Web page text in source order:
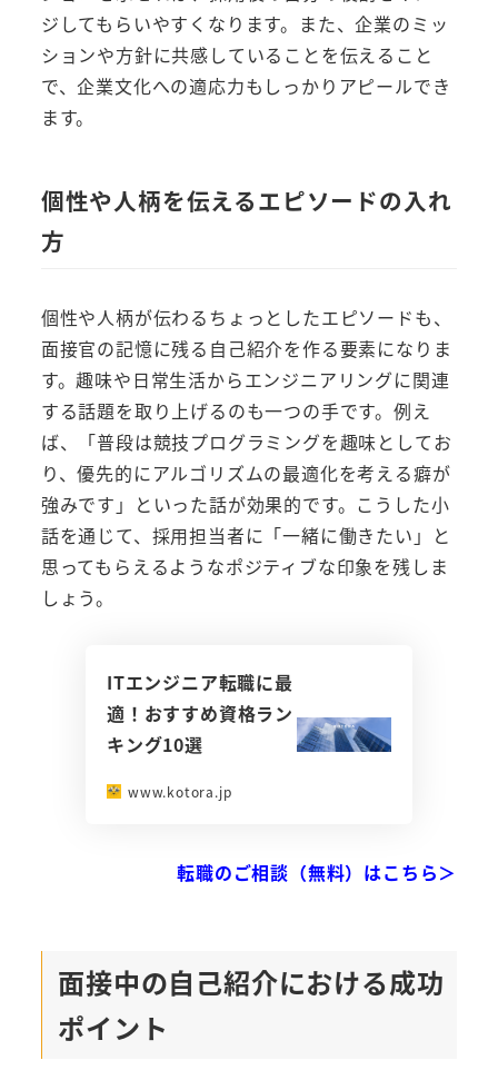
ジしてもらいやすくなります。また、企業のミッ
ションや方針に共感していることを伝えること
で、企業文化への適応力もしっかりアピールでき
ます。
個性や人柄を伝えるエピソードの入れ
方
個性や人柄が伝わるちょっとしたエピソードも、
面接官の記憶に残る自己紹介を作る要素になりま
す。趣味や日常生活からエンジニアリングに関連
する話題を取り上げるのも一つの手です。例え
ば、「普段は競技プログラミングを趣味としてお
り、優先的にアルゴリズムの最適化を考える癖が
強みです」といった話が効果的です。こうした小
話を通じて、採用担当者に「一緒に働きたい」と
思ってもらえるようなポジティブな印象を残しま
しょう。
ITエンジニア転職に最
適！おすすめ資格ラン
キング10選
www.kotora.jp
転職のご相談（無料）はこちら＞
面接中の自己紹介における成功
ポイント